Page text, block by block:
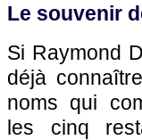
Le souvenir
Si Raymond
déjà
noms qui
les cinq